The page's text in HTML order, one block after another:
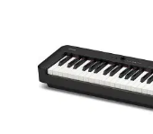
Unelte Audio
Microfoane
Accesorii de microfoane